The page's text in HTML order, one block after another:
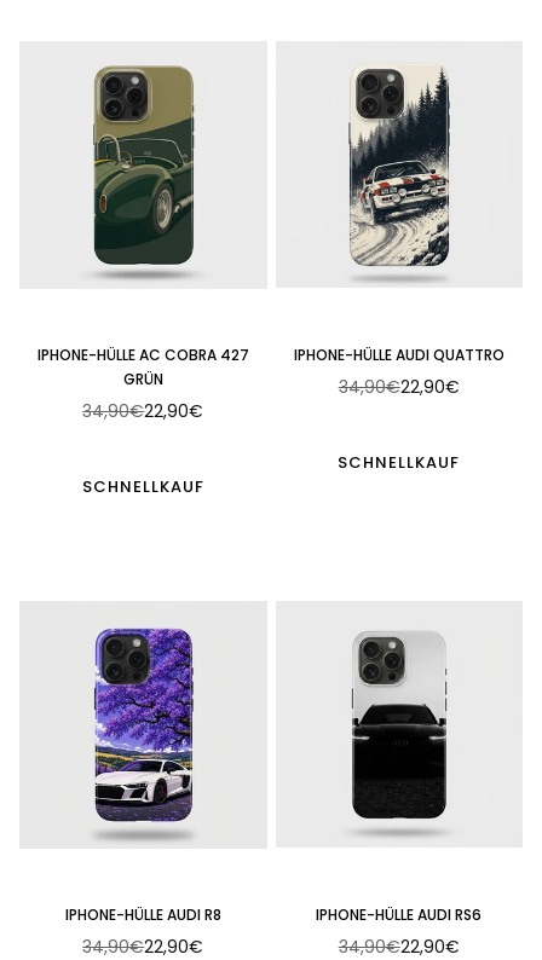
IPHONE-HÜLLE AC COBRA 427
GRÜN
Normaler
34,90€22,90€
SCHNELLKAUF
IPHONE-HÜLLE AUDI QUATTRO
Normaler
34,90€22,90€
SCHNELLKAUF
IPHONE-HÜLLE AUDI R8
34,90€22,90€
IPHONE-HÜLLE AUDI RS6
34,90€22,90€